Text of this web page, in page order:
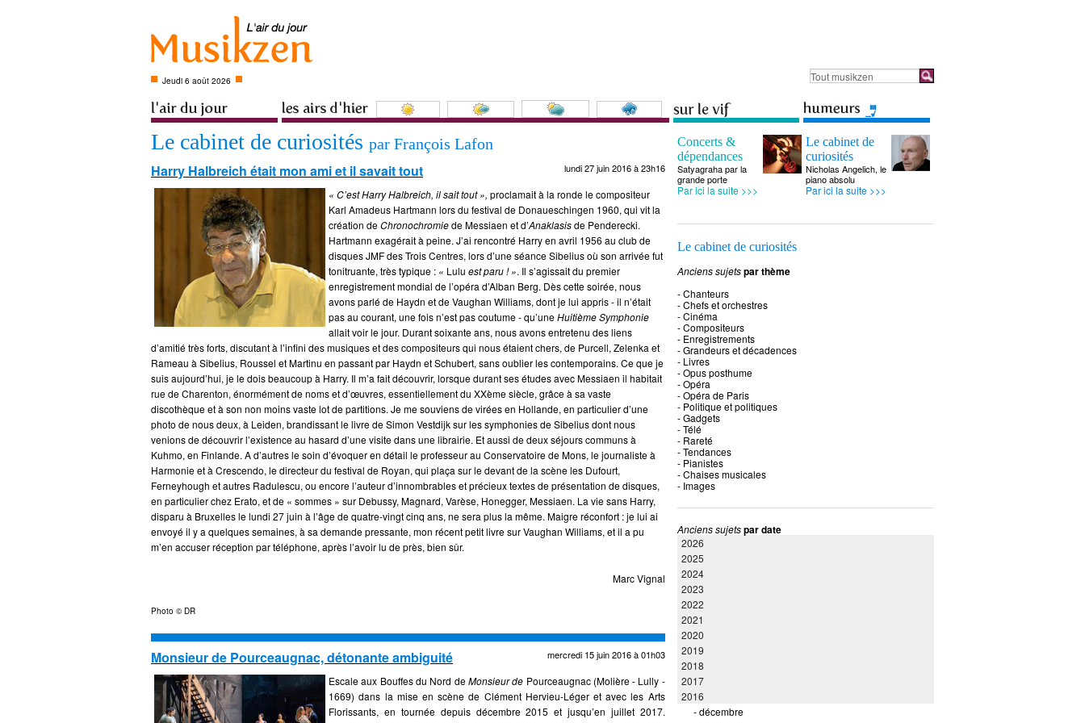
Jeudi 6 août 2026
Le cabinet de curiosités par François Lafon
Harry Halbreich était mon ami et il savait tout lundi 27 juin 2016 à 23h16
« C’est Harry Halbreich, il sait tout », proclamait à la ronde le compositeur
Karl Amadeus Hartmann lors du festival de Donaueschingen 1960, qui vit la
création deChronochromiede Messiaen et d’Anaklasisde Penderecki.
Hartmann exagérait à peine. J’ai rencontré Harry en avril 1956 au club de
disques JMF des Trois Centres, lors d’une séance Sibelius où son arrivée fut
tonitruante, très typique : « Lulu est paru ! ». Il s’agissait du premier
enregistrement mondial de l’opéra d’Alban Berg. Dès cette soirée, nous
avons parlé de Haydn et de Vaughan Williams, dont je lui appris - il n’était
pas au courant, une fois n’est pas coutume - qu’uneHuitième Symphonie
allait voir le jour. Durant soixante ans, nous avons entretenu des liens
d’amitié très forts, discutant à l’infini des musiques et des compositeurs qui nous étaient chers, de Purcell, Zelenka et
Rameau à Sibelius, Roussel et Martinu en passant par Haydn et Schubert, sans oublier les contemporains. Ce que je
suis aujourd’hui, je le dois beaucoup à Harry. Il m’a fait découvrir, lorsque durant ses études avec Messiaen il habitait
rue de Charenton, énormément de noms et d’œuvres, essentiellement du XXème siècle, grâce à sa vaste
discothèque et à son non moins vaste lot de partitions. Je me souviens de virées en Hollande, en particulier d’une
photo de nous deux, à Leiden, brandissant le livre de Simon Vestdijk sur les symphonies de Sibelius dont nous
venions de découvrir l’existence au hasard d’une visite dans une librairie. Et aussi de deux séjours communs à
Kuhmo, en Finlande. A d’autres le soin d’évoquer en détail le professeur au Conservatoire de Mons, le journaliste à
Harmonie et à Crescendo, le directeur du festival de Royan, qui plaça sur le devant de la scène les Dufourt,
Ferneyhough et autres Radulescu, ou encore l’auteur d’innombrables et précieux textes de présentation de disques,
en particulier chez Erato, et de « sommes » sur Debussy, Magnard, Varèse, Honegger, Messiaen. La vie sans Harry,
disparu à Bruxelles le lundi 27 juin à l’âge de quatre-vingt cinq ans, ne sera plus la même. Maigre réconfort : je lui ai
envoyé il y a quelques semaines, à sa demande pressante, mon récent petit livre sur Vaughan Williams, et il a pu
m’en accuser réception par téléphone, après l’avoir lu de près, bien sûr.
Marc Vignal
Photo © DR
Monsieur de Pourceaugnac, détonante ambiguité mercredi 15 juin 2016 à 01h03
Escale aux Bouffes du Nord deMonsieur de Pourceaugnac (Molière - Lully -
1669) dans la mise en scène de Clément Hervieu-Léger et avec les Arts
Florissants, en tournée depuis décembre 2015 et jusqu’en juillet 2017.
Concerts &
dépendances
Satyagraha par la
grande porte
Par ici la suite >>>
Le cabinet de
curiosités
Nicholas Angelich, le
piano absolu
Par ici la suite >>>
Le cabinet de curiosités
Anciens sujetspar thème
- Chanteurs
- Chefs et orchestres
- Cinéma
- Compositeurs
- Enregistrements
- Grandeurs et décadences
- Livres
- Opus posthume
- Opéra
- Opéra de Paris
- Politique et politiques
- Gadgets
- Télé
- Rareté
- Tendances
- Pianistes
- Chaises musicales
- Images
Anciens sujetspar date
2026
2025
2024
2023
2022
2021
2020
2019
2018
2017
2016
-décembre